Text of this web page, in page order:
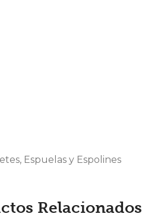
, Espuelas y Espolines
Relacionados